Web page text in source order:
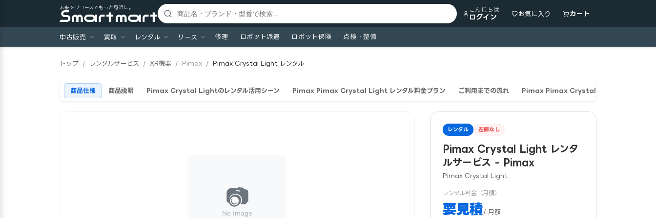
未来をリユースでもっと身近に。 こんにちは
ログイン お気に入り カート
中古販売 買取 レンタル リース 修理 ロボット派遣 ロボット保険 点検・整備
トップ / レンタルサービス / XR機器 / Pimax / Pimax Crystal Light レンタル
商品仕様 商品説明 Pimax Crystal Lightのレンタル活用シーン Pimax Pimax Crystal Light レンタル料金プラン ご利用までの流れ Pimax Pimax Crystal Lightのレンタル期
レンタル 在庫なし
Pimax Crystal Light レンタ
ルサービス - Pimax
Pimax Crystal Light
レンタル料金（月額）
要見積/ 月額